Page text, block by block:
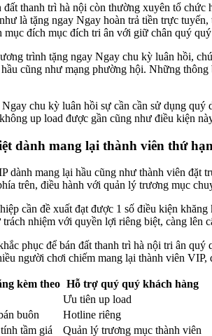
thanh trì hà nội còn thường xuyên tổ
là tặng ngay Ngay hoàn trả tiền trực
đích mục đích tri ân với giữ chân quý
trình tặng ngay Ngay chu kỳ luân hồi,
cũng như mạng phường hội. Những
chu kỳ luân hồi sự cần cần sử dụng
up load được gần cũng như điều kiện
dành mang lại thành viên thứ
dành mang lại hầu cũng như thành viên
trên, điều hành với quản lý trương mục
cần đề xuất đạt được 1 số điều kiện
nhiệm với quyền lợi riêng biệt, càng lên
phục để bán đất thanh trì hà nội tri ân
người chơi chiếm mang lại thành viên
kèm theo Hỗ trợ quý quý khách hàng
Ưu tiên up load
buôn
Hotline riêng
tầm giá Quản lý trương mục thành viên